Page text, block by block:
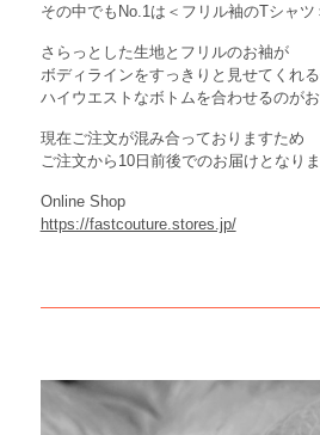
その中でもNo.1は＜フリル袖のTシャツ
さらっとした生地とフリルのお袖が
ボディラインをすっきりと見せてくれる
ハイウエストなボトムを合わせるのがお
現在ご注文が混み合っておりますため
ご注文から10日前後でのお届けとなりま
Online Shop
https://fastcouture.stores.jp/